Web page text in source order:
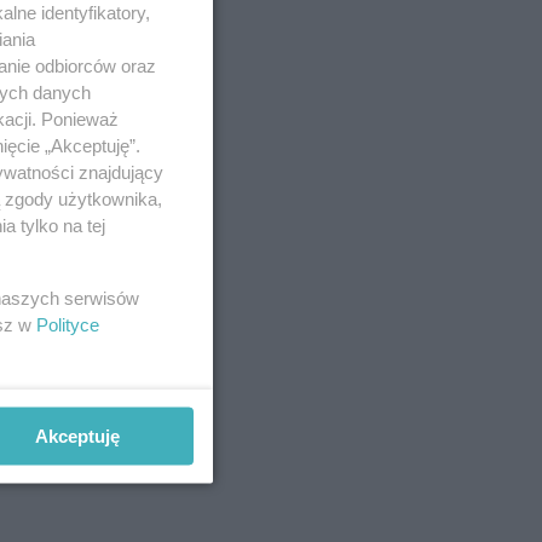
identyfikatory,
odbiorców oraz
danych
Ponieważ
„Akceptuję”.
znajdujący
użytkownika,
tylko na tej
serwisów
w Polityce
Akceptuję